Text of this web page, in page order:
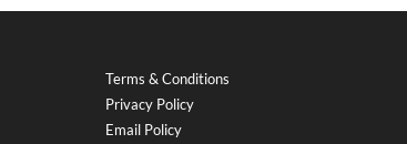
Terms & Conditions
Privacy Policy
Email Policy